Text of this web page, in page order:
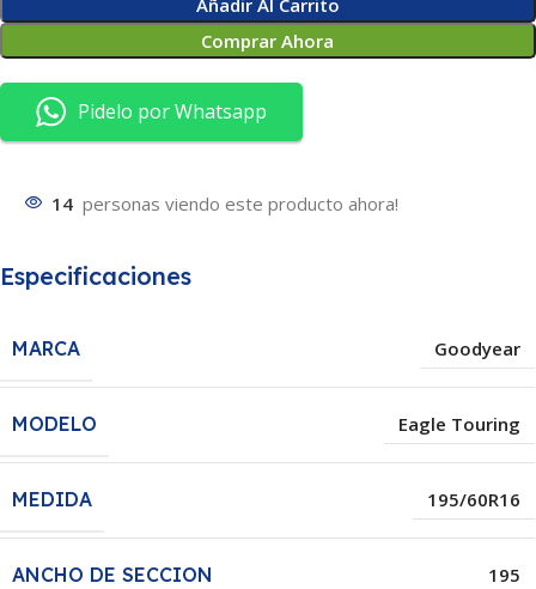
Añadir Al Carrito
Comprar Ahora
Pidelo por Whatsapp
14 personas viendo este producto ahora!
Especificaciones
MARCA Goodyear
MODELO Eagle Touring
MEDIDA 195/60R16
ANCHO DE SECCION 195